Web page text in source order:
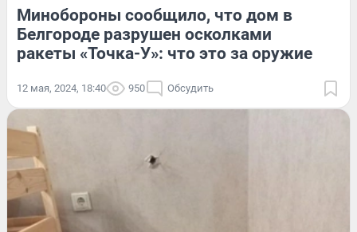
Минобороны сообщило, что дом в
Белгороде разрушен осколками
ракеты «Точка-У»: что это за оружие
12 мая, 2024, 18:40 950 Обсудить